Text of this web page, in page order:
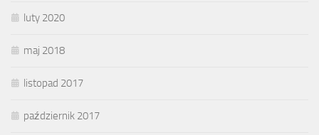
luty 2020
maj 2018
listopad 2017
październik 2017